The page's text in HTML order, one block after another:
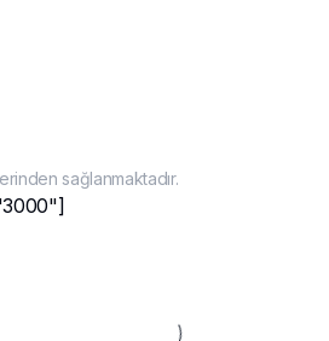
sağlanmaktadır.